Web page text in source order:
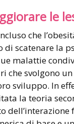
le
che
scatenare la
malattie
che svolgono
sviluppo. In
la teoria
dell’interazione